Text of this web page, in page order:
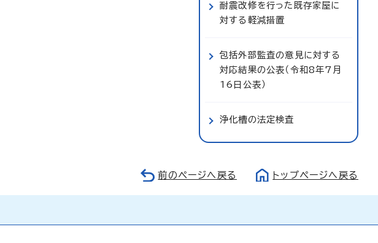
耐震改修を行った既存家屋に
対する軽減措置
包括外部監査の意見に対する
対応結果の公表（令和8年7月
16日公表）
浄化槽の法定検査
前のページへ戻る トップページへ戻る